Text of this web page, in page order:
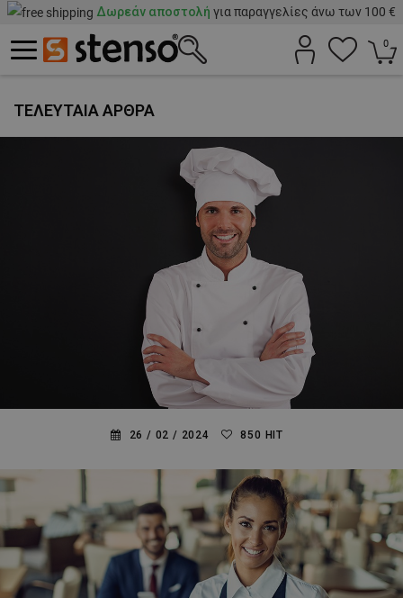
Δωρεάν αποστολή για παραγγελίες άνω των 100 €
0
ΤΕΛΕΥΤΑΊΑ ΆΡΘΡΑ
ΓΙΑΤΙ ΤΑ ΡΟΥΧΑ ΤΩΝ ΣΕΦ ΕΙΝΑΙ ΛΕΥΚΑ
26 / 02 / 2024 850 HIT